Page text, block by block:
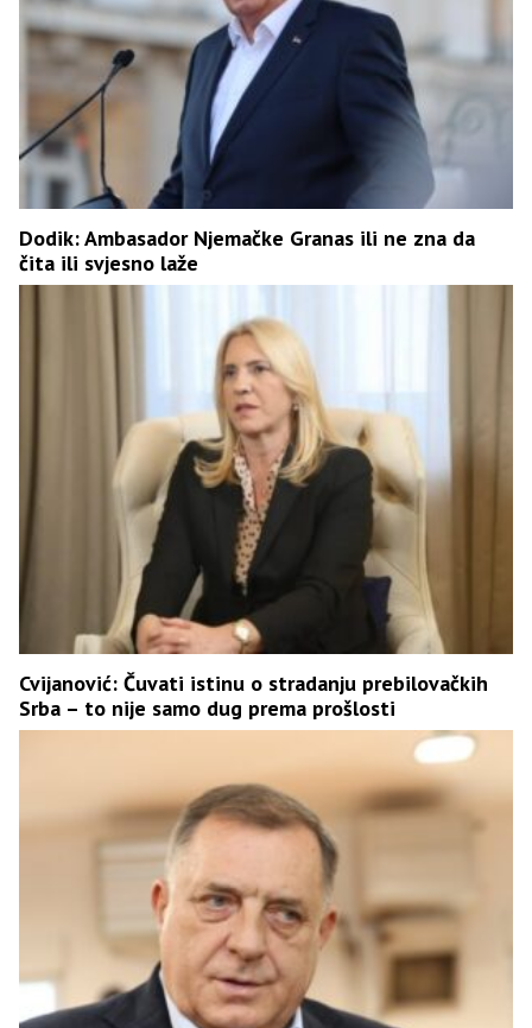
Dodik: Ambasador Njemačke Granas ili ne zna da
čita ili svjesno laže
Cvijanović: Čuvati istinu o stradanju prebilovačkih
Srba – to nije samo dug prema prošlosti